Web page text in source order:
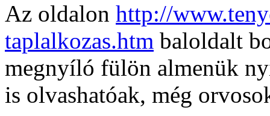
Az oldalon http://
taplalkozas.htm baloldalt
megnyíló fülön almenük
is olvashatóak, még